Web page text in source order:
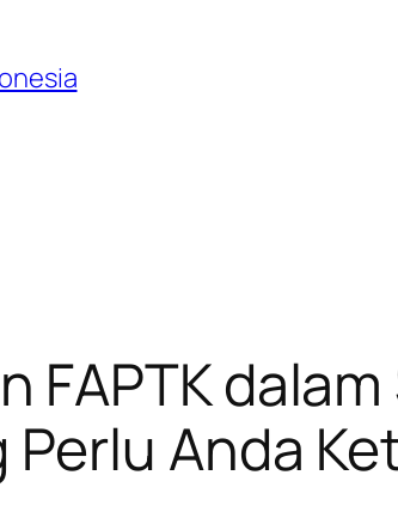
FAPTK
Perlu Anda